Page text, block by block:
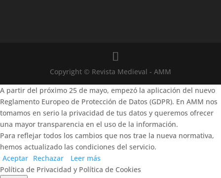
Copyright © Revista Medieval - AMM
A partir del próximo 25 de mayo, empezó la aplicación del nuevo
Reglamento Europeo de Protección de Datos (GDPR). En AMM nos
tomamos en serio la privacidad de tus datos y queremos ofrecer
una mayor transparencia en el uso de la información.
Para reflejar todos los cambios que nos trae la nueva normativa,
hemos actualizado las condiciones del servicio.
Aceptar Rechazar
Leer más
Política de Privacidad y Política de Cookies